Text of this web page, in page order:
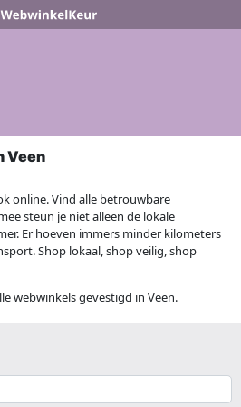
Veen
online. Vind alle betrouwbare
steun je niet alleen de lokale
Er hoeven immers minder kilometers
Shop lokaal, shop veilig, shop
webwinkels gevestigd in Veen.